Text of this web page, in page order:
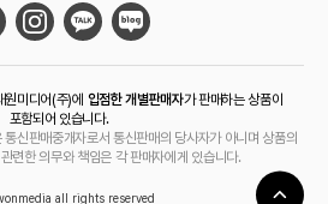
원미디어(주)에 입점한 개별판매자가 판매하는 상품이
포함되어 있습니다.
신판매중개자로서 통신판매의 당사자가 아니며 상품의
련한 의무와 책임은 각 판매자에게 있습니다.
all rights reserved